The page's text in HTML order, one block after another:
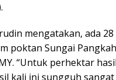
mengatakan, ada
poktan Sungai
“Untuk perhektar
kali ini sungguh sangat